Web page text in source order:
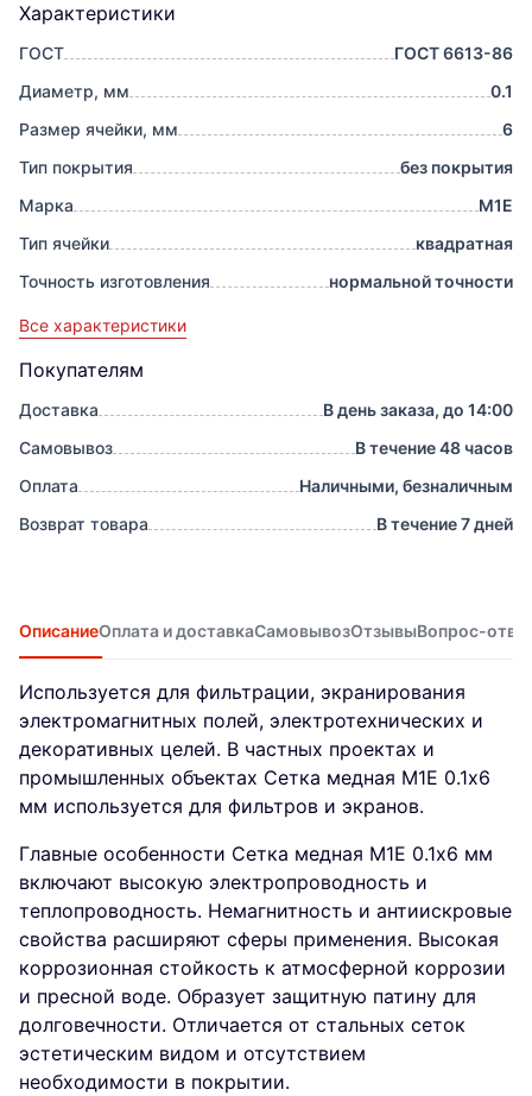
Характеристики
ГОСТ
ГОСТ 6613-86
Диаметр, мм
0.1
Размер ячейки, мм
6
Тип покрытия
без покрытия
Марка
М1Е
Тип ячейки
квадратная
Точность изготовления
нормальной точности
Все характеристики
Покупателям
Доставка
В день заказа, до 14:00
Самовывоз
В течение 48 часов
Оплата
Наличными, безналичным
Возврат товара
В течение 7 дней
ОписаниеОплата и доставкаСамовывозОтзывыВопрос-
Используется для фильтрации, экранирования
электромагнитных полей, электротехнических и
декоративных целей. В частных проектах и
промышленных объектах Сетка медная М1Е 0.1х6
мм используется для фильтров и экранов.
Главные особенности Сетка медная М1Е 0.1х6 мм
включают высокую электропроводность и
теплопроводность. Немагнитность и антиискровые
свойства расширяют сферы применения. Высокая
коррозионная стойкость к атмосферной коррозии
и пресной воде. Образует защитную патину для
долговечности. Отличается от стальных сеток
эстетическим видом и отсутствием
необходимости в покрытии.